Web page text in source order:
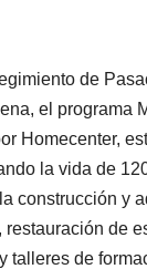
de
el programa
Homecenter,
la vida de
construcción y
restauración de
talleres de